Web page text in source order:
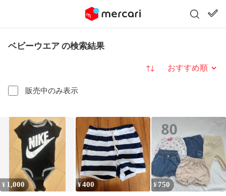
ベビーウエア の検索結果
販売中のみ表示
並び替え
¥ 1,000 ¥400 ¥ 750